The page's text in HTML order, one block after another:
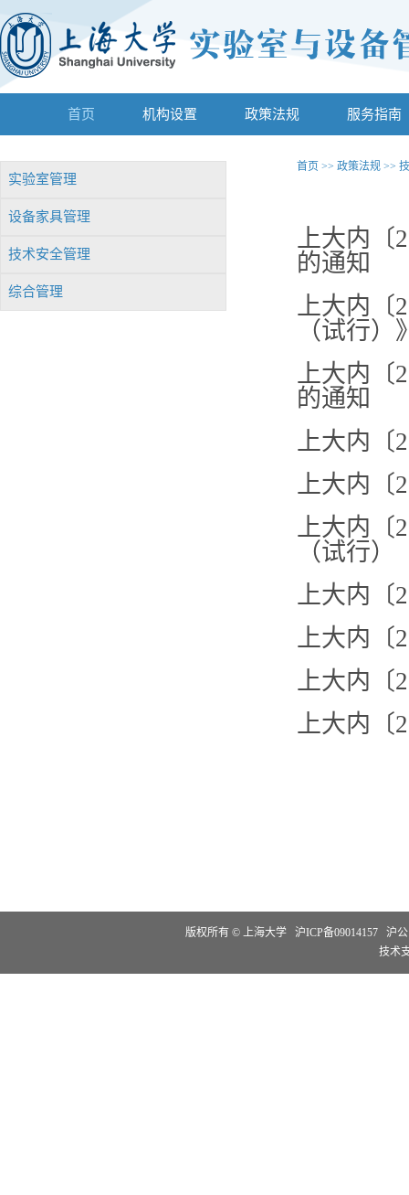
首页 机构设置 政策法规 服务指南
实验室管理
设备家具管理
技术安全管理
综合管理
首页 >> 政策法规 >>
上大内〔
的通知
上大内〔
（试行
上大内〔
的通知
上大内〔
上大内〔
上大内〔
（试行）
上大内〔
上大内〔
上大内〔
上大内〔
版权所有 © 上海大学 沪ICP备09014157
沪
技术